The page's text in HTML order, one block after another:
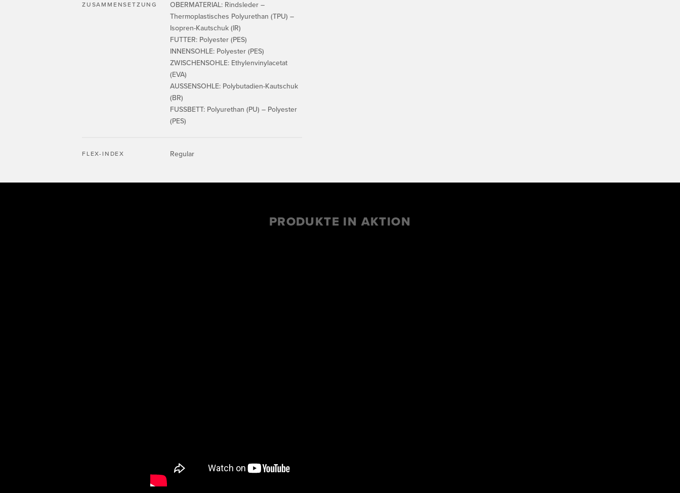
ZUSAMMENSETZUNG
OBERMATERIAL: Rindsleder –
Thermoplastisches Polyurethan (TPU) –
Isopren-Kautschuk (IR)
FUTTER: Polyester (PES)
INNENSOHLE: Polyester (PES)
ZWISCHENSOHLE: Ethylenvinylacetat
(EVA)
AUSSENSOHLE: Polybutadien-Kautschuk
(BR)
FUSSBETT: Polyurethan (PU) – Polyester
(PES)
FLEX-INDEX Regular
PRODUKTE IN AKTION